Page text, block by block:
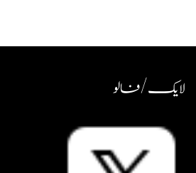
لایک / فالو